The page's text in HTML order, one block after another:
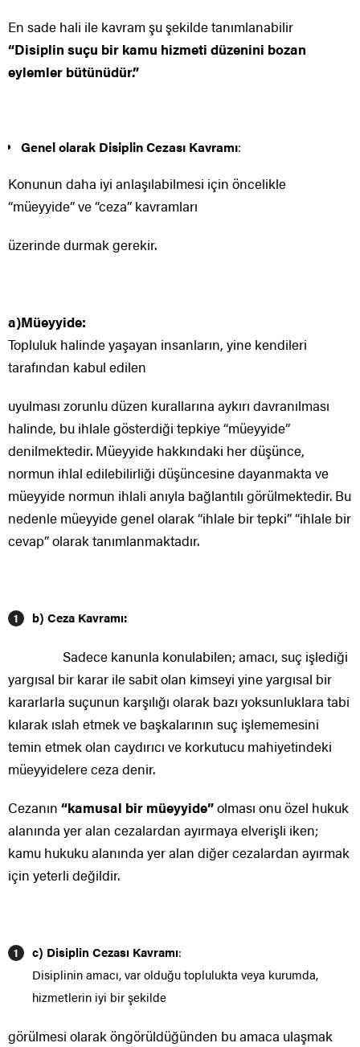
En sade hali ile kavram şu şekilde tanımlanabilir
“Disiplin suçu bir kamu hizmeti düzenini bozan
eylemler bütünüdür.”
Genel olarak Disiplin Cezası Kavramı:
Konunun daha iyi anlaşılabilmesi için öncelikle
“müeyyide” ve “ceza” kavramları
üzerinde durmak gerekir.
a)Müeyyide:
Topluluk halinde yaşayan insanların, yine kendileri
tarafından kabul edilen
uyulması zorunlu düzen kurallarına aykırı davranılması
halinde, bu ihlale gösterdiği tepkiye “müeyyide”
denilmektedir. Müeyyide hakkındaki her düşünce,
normun ihlal edilebilirliği düşüncesine dayanmakta ve
müeyyide normun ihlali anıyla bağlantılı görülmektedir. Bu
nedenle müeyyide genel olarak “ihlale bir tepki” “ihlale bir
cevap” olarak tanımlanmaktadır.
b) Ceza Kavramı:
Sadece kanunla konulabilen; amacı, suç işlediği
yargısal bir karar ile sabit olan kimseyi yine yargısal bir
kararlarla suçunun karşılığı olarak bazı yoksunluklara tabi
kılarak ıslah etmek ve başkalarının suç işlememesini
temin etmek olan caydırıcı ve korkutucu mahiyetindeki
müeyyidelere ceza denir.
Cezanın “kamusal bir müeyyide”olması onu özel hukuk
alanında yer alan cezalardan ayırmaya elverişli iken;
kamu hukuku alanında yer alan diğer cezalardan ayırmak
için yeterli değildir.
c) Disiplin Cezası Kavramı:
Disiplinin amacı, var olduğu toplulukta veya kurumda,
hizmetlerin iyi bir şekilde
görülmesi olarak öngörüldüğünden bu amaca ulaşmak